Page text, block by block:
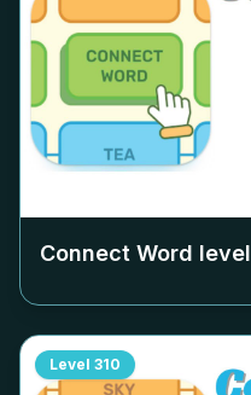
Connect Word level
Level 310